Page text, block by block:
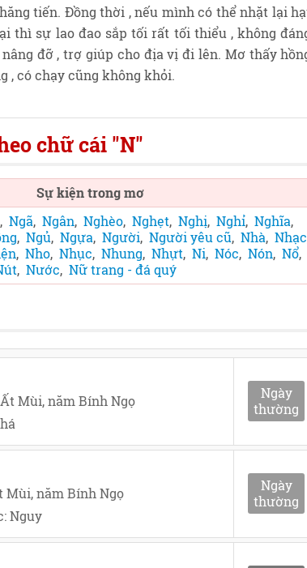
tiến. Đồng thời , nếu mình có thể nhặt lại
thì sự lao đao sắp tối rất tối thiểu , không
đỡ , trợ giúp cho địa vị đi lên. Mơ thấy
, có chạy cũng không khỏi.
chữ cái "N"
Sự kiện trong mơ
, Ngã, Ngân, Nghèo, Nghẹt, Nghị, Nghỉ, Nghĩa,
, Ngủ, Ngựa, Người, Người yêu cũ, Nhà, Nhạc
, Nho, Nhục, Nhung, Nhựt, Ni, Nóc, Nón, Nổ,
, Nước, Nữ trang - đá quý
Mùi, năm Bính Ngọ
Ngày
thường
Mùi, năm Bính Ngọ
Nguy
Ngày
thường